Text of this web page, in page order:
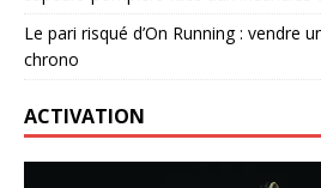
Le pari risqué d’On Running : vendre
chrono
ACTIVATION